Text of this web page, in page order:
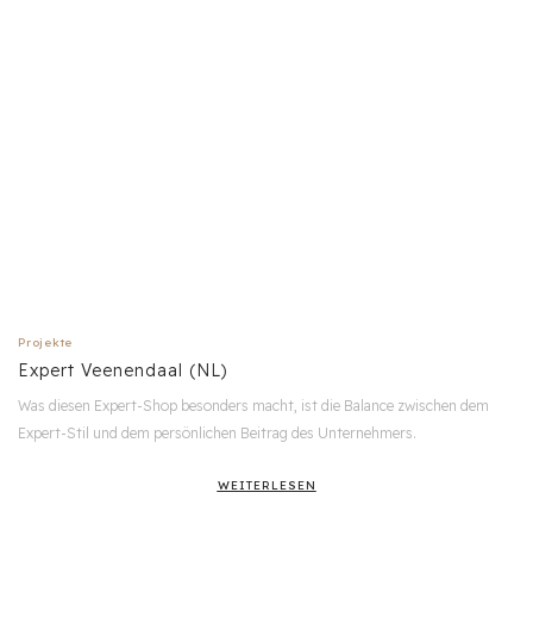
Projekte
Expert Veenendaal (NL)
Was diesen Expert-Shop besonders macht, ist die Balance zwischen dem
Expert-Stil und dem persönlichen Beitrag des Unternehmers.
WEITERLESEN